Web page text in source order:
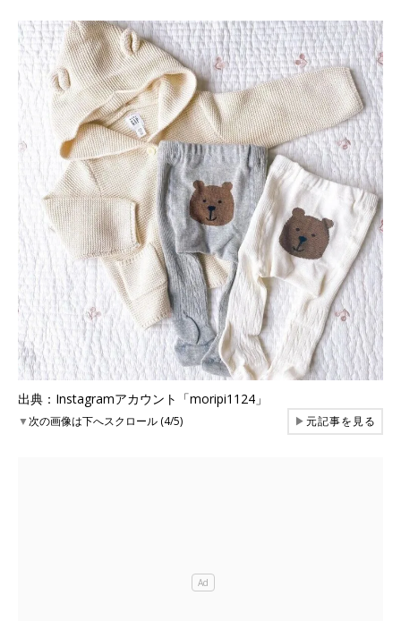
出典：Instagramアカウント「moripi1124」
▼次の画像は下へスクロール (4/5) ▶元記事を見る